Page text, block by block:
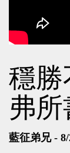
穩勝
弗所
藍征弟兄 - 8/